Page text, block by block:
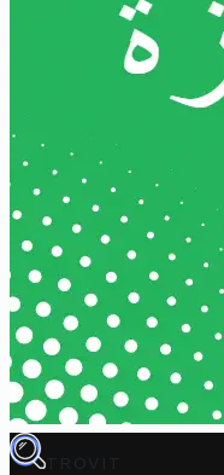
TROVIT